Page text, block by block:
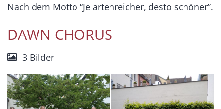
Nach dem Motto “Je artenreicher, desto schöner”.
DAWN CHORUS
3 Bilder